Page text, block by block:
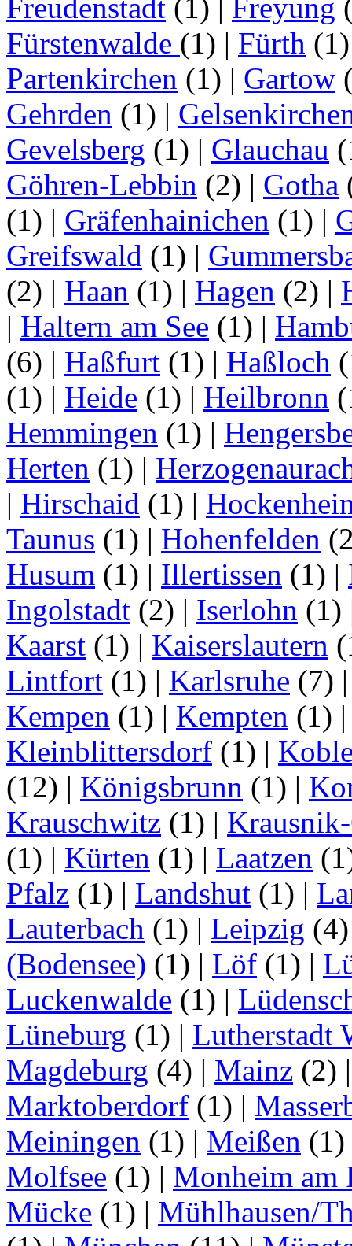
Freudenstadt (1) | Freyung
Fürstenwalde (1) | Fürth
Partenkirchen (1) | Gartow
Gehrden (1) |
Gevelsberg (1) | Glauchau
Göhren-Lebbin (2) | Gotha
(1) | Gräfenhainichen (1) |
Greifswald (1) |
(2) | Haan (1) | Hagen (2) |
| Haltern am See (1) |
(6) | Haßfurt (1) | Haßloch
(1) | Heide (1) | Heilbronn
Hemmingen (1) |
Herten (1) |
| Hirschaid (1) |
Taunus (1) | Hohenfelden
Husum (1) | Illertissen (1) |
Ingolstadt (2) | Iserlohn (1)
Kaarst (1) | Kaiserslautern
Lintfort (1) | Karlsruhe (7)
Kempen (1) | Kempten (1)
Kleinblittersdorf (1) |
(12) | Königsbrunn (1) |
Krauschwitz (1) |
(1) | Kürten (1) | Laatzen
Pfalz (1) | Landshut (1) |
Lauterbach (1) | Leipzig
(Bodensee) (1) | Löf (1) |
Luckenwalde (1) |
Lüneburg (1) | Lutherstadt
Magdeburg (4) | Mainz (2)
Marktoberdorf (1) |
Meiningen (1) | Meißen (1)
Molfsee (1) | Monheim am
Mücke (1) | Mühlhausen/